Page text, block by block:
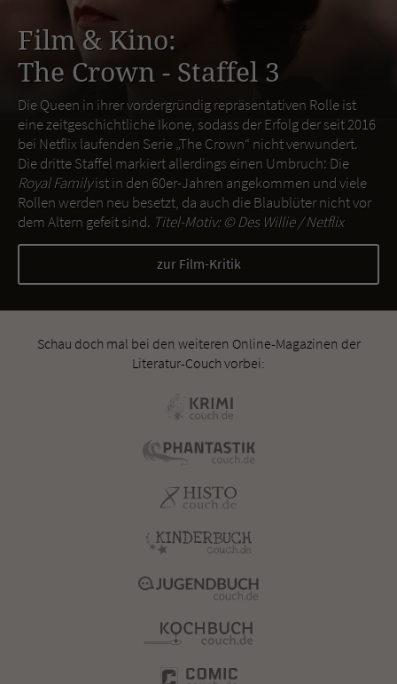
Film & Kino:
The Crown - Staffel 3
Die Queen in ihrer vordergründig repräsentativen Rolle ist
eine zeitgeschichtliche Ikone, sodass der Erfolg der seit 2016
bei Netflix laufenden Serie „The Crown“ nicht verwundert.
Die dritte Staffel markiert allerdings einen Umbruch: Die
Royal Familyist in den 60er-Jahren angekommen und viele
Rollen werden neu besetzt, da auch die Blaublüter nicht vor
dem Altern gefeit sind. Titel-Motiv: ©Des Willie / Netflix
zur Film-Kritik
Schau doch mal bei den weiteren Online-Magazinen der
Literatur-Couch vorbei: